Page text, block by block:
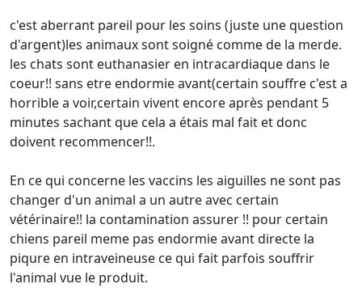
c'est aberrant pareil pour les soins (juste une question
d'argent)les animaux sont soigné comme de la merde.
les chats sont euthanasier en intracardiaque dans le
coeur!! sans etre endormie avant(certain souffre c'est a
horrible a voir,certain vivent encore après pendant 5
minutes sachant que cela a étais mal fait et donc
doivent recommencer!!.
En ce qui concerne les vaccins les aiguilles ne sont pas
changer d'un animal a un autre avec certain
vétérinaire!! la contamination assurer !! pour certain
chiens pareil meme pas endormie avant directe la
piqure en intraveineuse ce qui fait parfois souffrir
l'animal vue le produit.